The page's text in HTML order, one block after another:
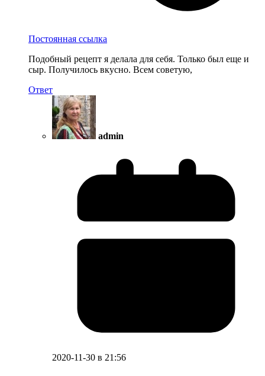
Постоянная ссылка
Подобный рецепт я делала для себя. Только был еще и
сыр. Получилось вкусно. Всем советую,
Ответ
admin
2020-11-30 в 21:56